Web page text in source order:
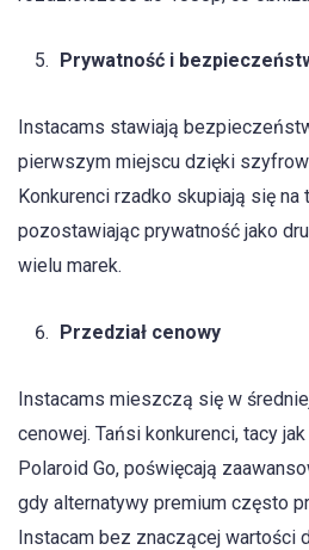
Prywatność i
Instacams stawiają
pierwszym miejscu dzięki
Konkurenci rzadko skupiają się na
pozostawiając prywatność jako
wielu marek.
Przedział cenowy
Instacams mieszczą się w
cenowej. Tańsi konkurenci, tacy
Polaroid Go, poświęcają
gdy alternatywy premium często
Instacam bez znaczącej wartości